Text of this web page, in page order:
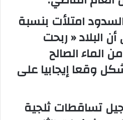
امتلأت بنسبة
أن البلاد « ربحت
الماء الصالح
وقعا إيجابيا على
تساقطات ثلجية